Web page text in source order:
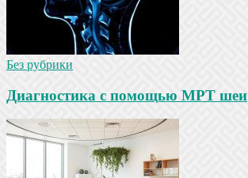
Без рубрики
Диагностика с помощью МРТ шеи